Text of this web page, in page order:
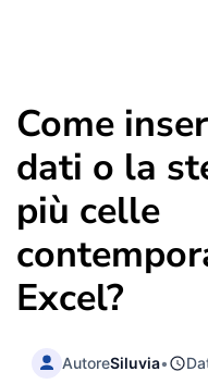
Come
dati o la
più celle
Excel?
AutoreSiluvia•